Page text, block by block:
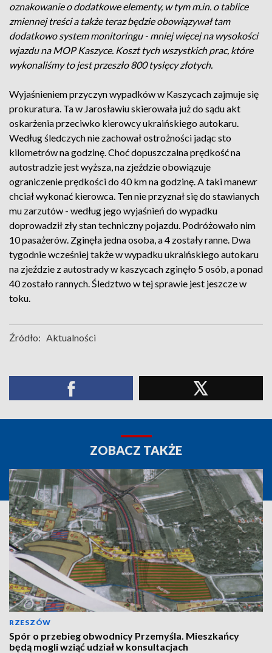
oznakowanie o dodatkowe elementy, w tym m.in. o tablice
zmiennej treści a także teraz będzie obowiązywał tam
dodatkowo system monitoringu - mniej więcej na wysokości
wjazdu na MOP Kaszyce. Koszt tych wszystkich prac, które
wykonaliśmy to jest przeszło 800 tysięcy złotych.
Wyjaśnieniem przyczyn wypadków w Kaszycach zajmuje się
prokuratura. Ta w Jarosławiu skierowała już do sądu akt
oskarżenia przeciwko kierowcy ukraińskiego autokaru.
Według śledczych nie zachował ostrożności jadąc sto
kilometrów na godzinę. Choć dopuszczalna prędkość na
autostradzie jest wyższa, na zjeździe obowiązuje
ograniczenie prędkości do 40 km na godzinę. A taki manewr
chciał wykonać kierowca. Ten nie przyznał się do stawianych
mu zarzutów - według jego wyjaśnień do wypadku
doprowadził zły stan techniczny pojazdu. Podróżowało nim
10 pasażerów. Zginęła jedna osoba, a 4 zostały ranne. Dwa
tygodnie wcześniej także w wypadku ukraińskiego autokaru
na zjeździe z autostrady w kaszycach zginęło 5 osób, a ponad
40 zostało rannych. Śledztwo w tej sprawie jest jeszcze w
toku.
Źródło: Aktualności
ZOBACZ TAKŻE
RZESZÓW
Spór o przebieg obwodnicy Przemyśla. Mieszkańcy
będą mogli wziąć udział w konsultacjach